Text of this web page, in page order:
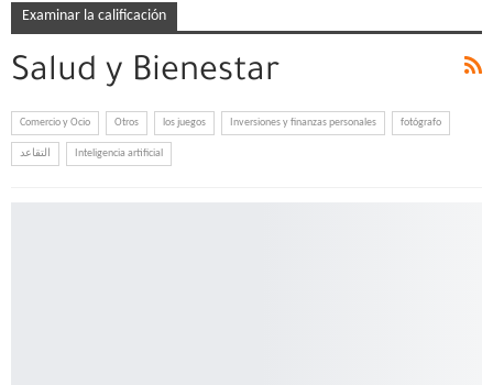
Examinar la calificación
Salud y Bienestar
Comercio y Ocio Otros los juegos Inversiones y finanzas personales fotógrafo
التقاعد Inteligencia artificial